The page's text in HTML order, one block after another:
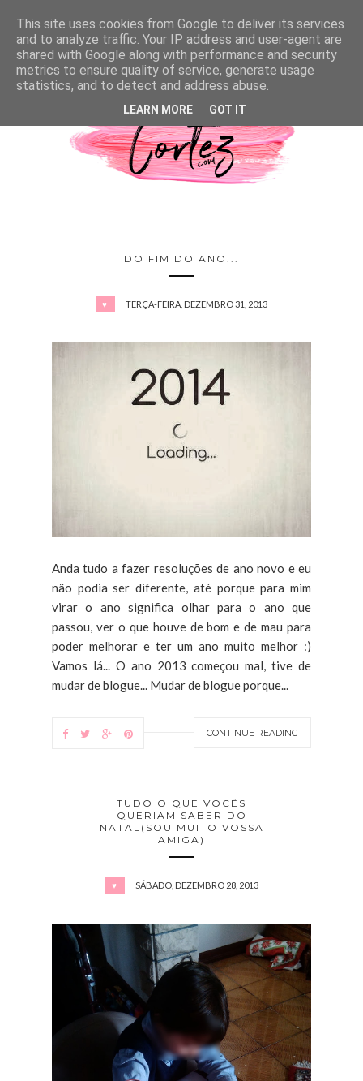
DO FIM DO ANO...
♥ TERÇA-FEIRA, DEZEMBRO 31, 2013
Anda tudo a fazer resoluções de ano novo e eu
não podia ser diferente, até porque para mim
virar o ano significa olhar para o ano que
passou, ver o que houve de bom e de mau para
poder melhorar e ter um ano muito melhor :)
Vamos lá... O ano 2013 começou mal, tive de
mudar de blogue... Mudar de blogue porque...
CONTINUE READING
TUDO O QUE VOCÊS
QUERIAM SABER DO
NATAL(SOU MUITO VOSSA
AMIGA)
♥ SÁBADO, DEZEMBRO 28, 2013
This site uses cookies from Google to deliver its services
and to analyze traffic. Your IP address and user-agent are
shared with Google along with performance and security
metrics to ensure quality of service, generate usage
statistics, and to detect and address abuse.
LEARN MORE GOT IT